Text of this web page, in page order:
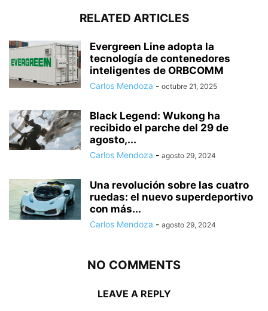
RELATED ARTICLES
Evergreen Line adopta la
tecnología de contenedores
inteligentes de ORBCOMM
Carlos Mendoza - octubre 21, 2025
Black Legend: Wukong ha
recibido el parche del 29 de
agosto,...
Carlos Mendoza - agosto 29, 2024
Una revolución sobre las cuatro
ruedas: el nuevo superdeportivo
con más...
Carlos Mendoza - agosto 29, 2024
NO COMMENTS
LEAVE A REPLY